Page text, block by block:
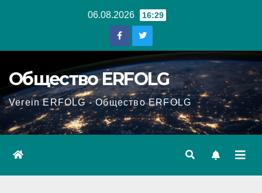
06.08.2026 16:29
Общество ERFOLG
Verein ERFOLG - Общество ERFOLG